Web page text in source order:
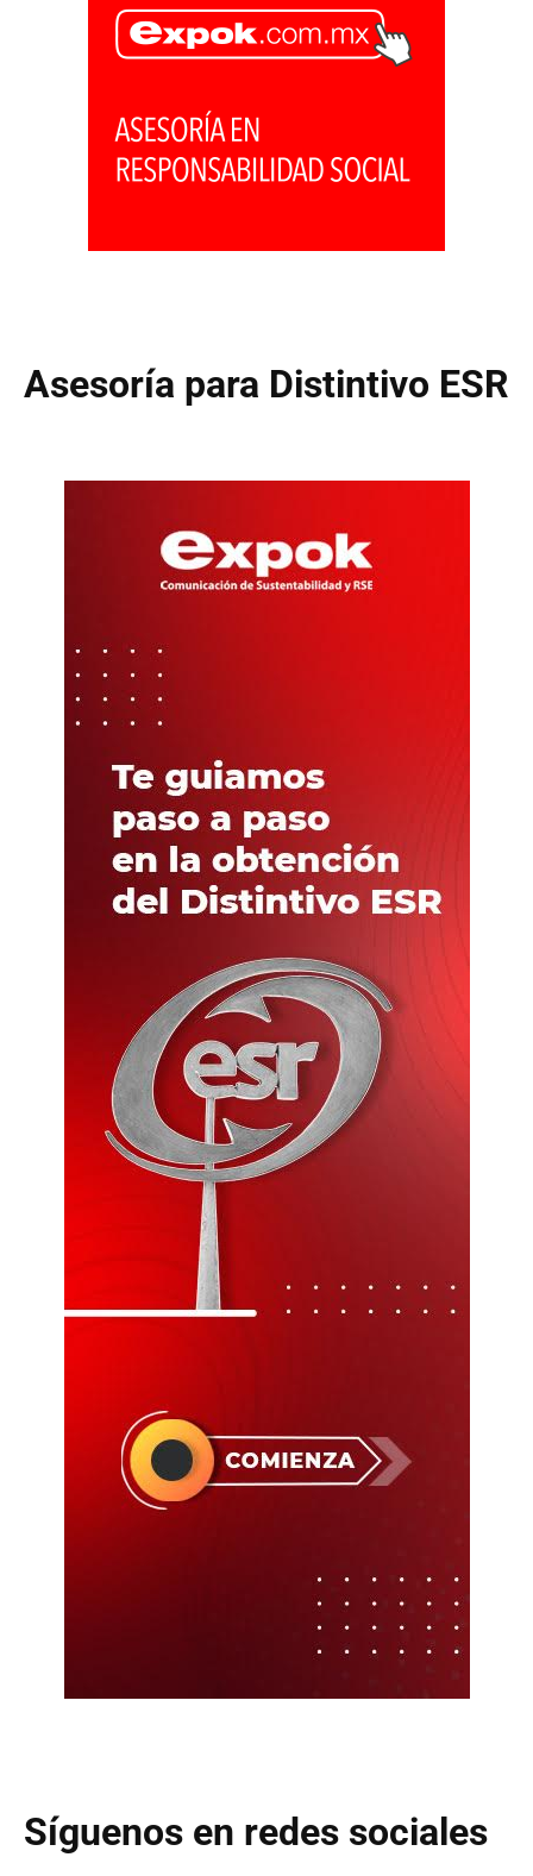
Asesoría para Distintivo ESR
Síguenos en redes sociales